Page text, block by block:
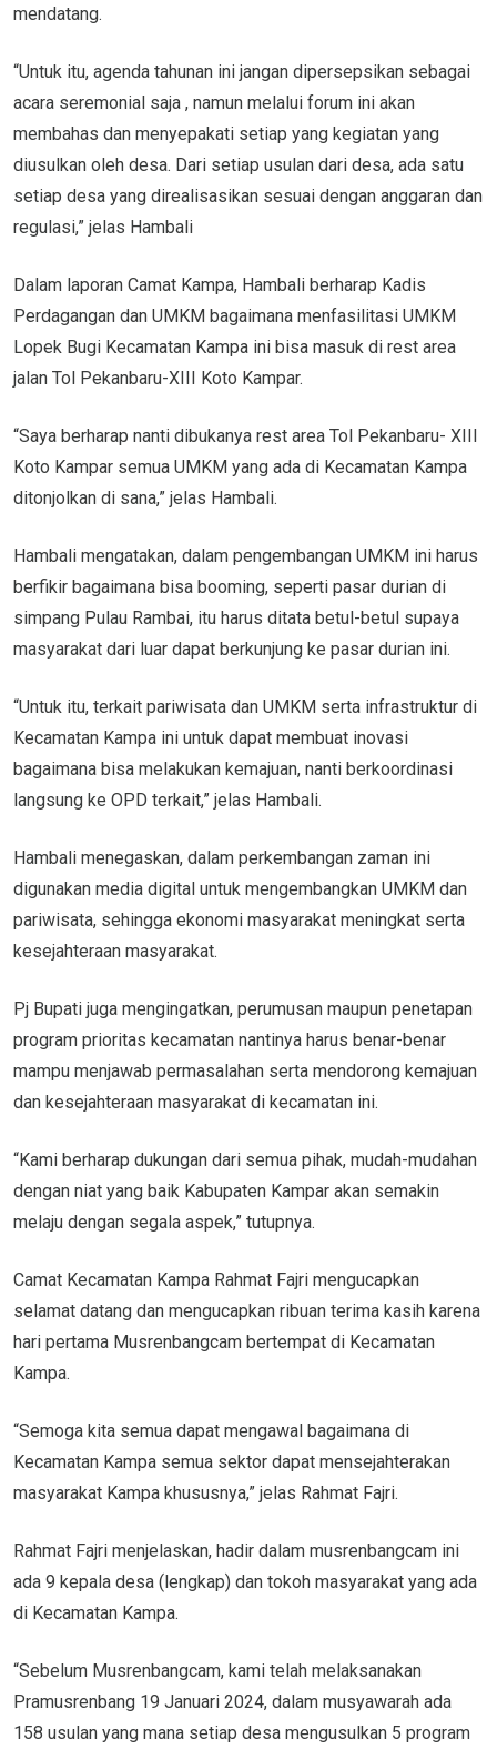
mendatang.
“Untuk itu, agenda tahunan ini jangan dipersepsikan sebagai
acara seremonial saja , namun melalui forum ini akan
membahas dan menyepakati setiap yang kegiatan yang
diusulkan oleh desa. Dari setiap usulan dari desa, ada satu
setiap desa yang direalisasikan sesuai dengan anggaran dan
regulasi,” jelas Hambali
Dalam laporan Camat Kampa, Hambali berharap Kadis
Perdagangan dan UMKM bagaimana menfasilitasi UMKM
Lopek Bugi Kecamatan Kampa ini bisa masuk di rest area
jalan Tol Pekanbaru-XIII Koto Kampar.
“Saya berharap nanti dibukanya rest area Tol Pekanbaru- XIII
Koto Kampar semua UMKM yang ada di Kecamatan Kampa
ditonjolkan di sana,” jelas Hambali.
Hambali mengatakan, dalam pengembangan UMKM ini harus
berfikir bagaimana bisa booming, seperti pasar durian di
simpang Pulau Rambai, itu harus ditata betul-betul supaya
masyarakat dari luar dapat berkunjung ke pasar durian ini.
“Untuk itu, terkait pariwisata dan UMKM serta infrastruktur di
Kecamatan Kampa ini untuk dapat membuat inovasi
bagaimana bisa melakukan kemajuan, nanti berkoordinasi
langsung ke OPD terkait,” jelas Hambali.
Hambali menegaskan, dalam perkembangan zaman ini
digunakan media digital untuk mengembangkan UMKM dan
pariwisata, sehingga ekonomi masyarakat meningkat serta
kesejahteraan masyarakat.
Pj Bupati juga mengingatkan, perumusan maupun penetapan
program prioritas kecamatan nantinya harus benar-benar
mampu menjawab permasalahan serta mendorong kemajuan
dan kesejahteraan masyarakat di kecamatan ini.
“Kami berharap dukungan dari semua pihak, mudah-mudahan
dengan niat yang baik Kabupaten Kampar akan semakin
melaju dengan segala aspek,” tutupnya.
Camat Kecamatan Kampa Rahmat Fajri mengucapkan
selamat datang dan mengucapkan ribuan terima kasih karena
hari pertama Musrenbangcam bertempat di Kecamatan
Kampa.
“Semoga kita semua dapat mengawal bagaimana di
Kecamatan Kampa semua sektor dapat mensejahterakan
masyarakat Kampa khususnya,” jelas Rahmat Fajri.
Rahmat Fajri menjelaskan, hadir dalam musrenbangcam ini
ada 9 kepala desa (lengkap) dan tokoh masyarakat yang ada
di Kecamatan Kampa.
“Sebelum Musrenbangcam, kami telah melaksanakan
Pramusrenbang 19 Januari 2024, dalam musyawarah ada
158 usulan yang mana setiap desa mengusulkan 5 program